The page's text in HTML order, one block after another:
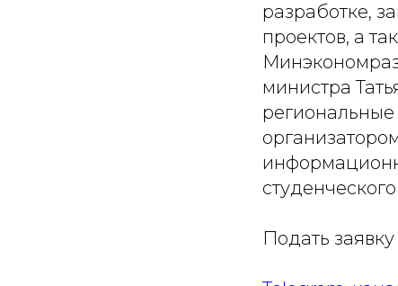
разработке,
проектов, а
министра
Подать